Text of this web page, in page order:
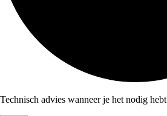
Technisch advies wanneer je het nodig hebt